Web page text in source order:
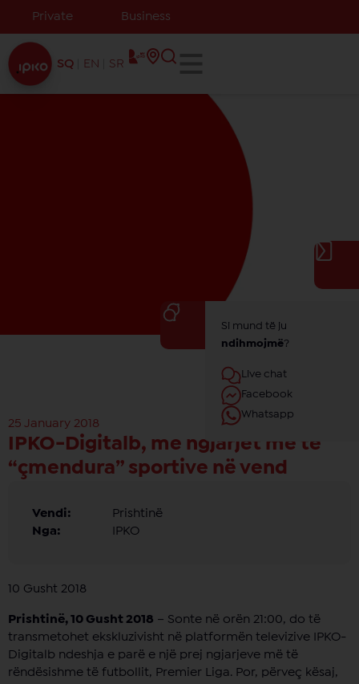
Private Business
SQ EN SR
25 January 2018
IPKO-Digitalb, me ngjarjet më të
“çmendura” sportive në vend
Vendi:
Prishtinë
Nga:
IPKO
10 Gusht 2018
Prishtinë, 10 Gusht 2018 – Sonte në orën 21:00, do të
transmetohet ekskluzivisht në platformën televizive IPKO-
Digitalb ndeshja e parë e një prej ngjarjeve më të
rëndësishme të futbollit, Premier Liga. Por, përveç kësaj,
Si mund të ju
ndihmojmë?
Live chat
Facebook
Whatsapp